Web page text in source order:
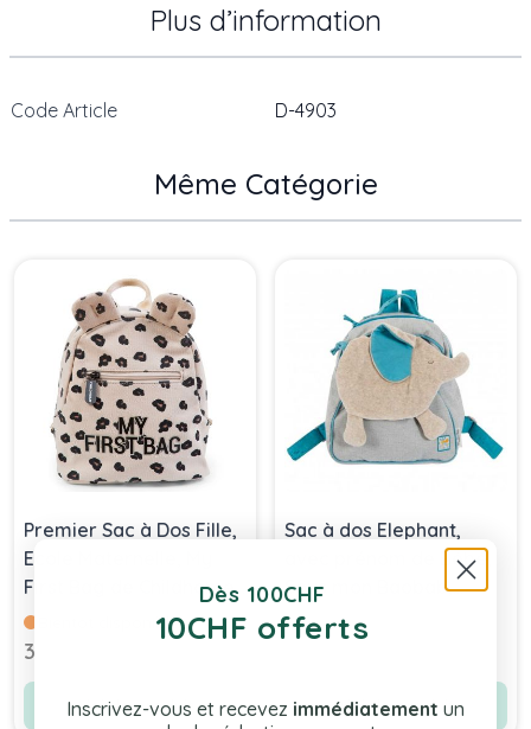
Plus d’information
Code Article D-4903
Même Catégorie
Premier Sac à Dos Fille,
Ecole Maternelle, My
First Bag de Childhome
leopard
Bientôt disponible
35,90 chf
Voir le produit
Sac à dos Elephant,
avec prénom de Bébé,
Sous mon Baobab,
Collection Moulin Roty
Voir le produit
Dès 100CHF
10CHF offerts
Inscrivez-vous et recevez immédiatement un